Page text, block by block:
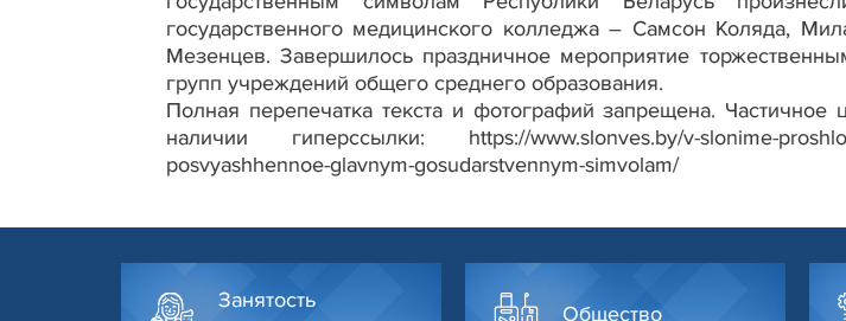
государственного медицинского колледжа – Самсон Коляда,
Мезенцев. Завершилось праздничное мероприятие
групп учреждений общего среднего образования.
Полная перепечатка текста и фотографий запрещена. Частичное
наличии гиперссылки: https://www.slonves.by/v-slonime-proshlo-
posvyashhennoe-glavnym-gosudarstvennym-simvolam/
Занятость
Общество